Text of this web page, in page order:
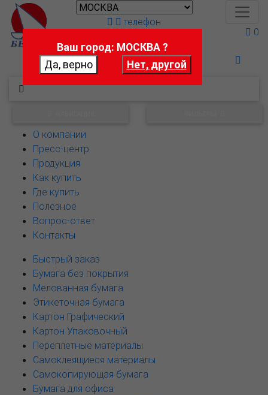
Поможем выбрать
телефон
0
О компании
Пресс-центр
Продукция
Как купить
Где купить
Полезное
Вопрос-ответ
Контакты
Быстрый заказ
Бумага без покрытия
Мелованная бумага
Этикеточная бумага
Картон Графический
Картон Упаковочный
Переплетные материалы
Самоклеящиеся материалы
Самокопирующая бумага
Бумага для офиса
Ваш город: МОСКВА ?